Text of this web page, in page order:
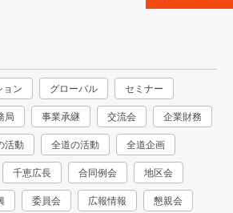
ョン グローバル セミナー
局 事業承継 交流会 企業財務
活動 全道の活動 全道企画
千恵広長 合同例会 地区会
委員会 広報情報 懇親会